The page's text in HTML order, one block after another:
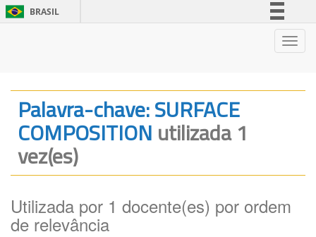
BRASIL
Legislação
Canais
Palavra-chave: SURFACE
COMPOSITION utilizada 1
vez(es)
Utilizada por 1 docente(es) por ordem
de relevância